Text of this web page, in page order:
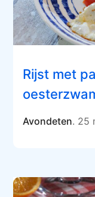
Rijst met
Avondeten. 25